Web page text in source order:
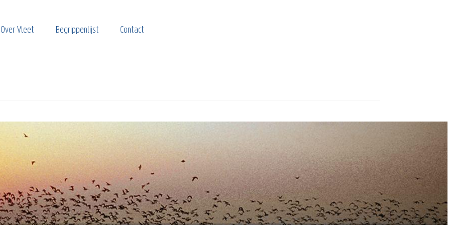
Over Vleet Begrippenlijst Contact